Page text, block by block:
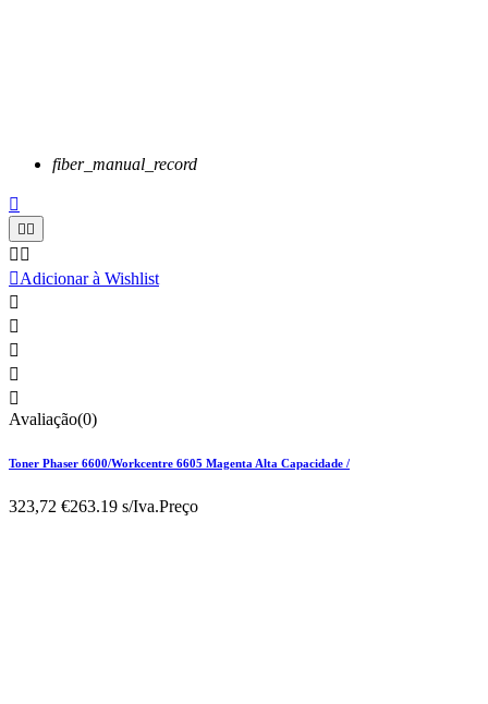
fiber_manual_record

 
 
Adicionar à Wishlist





Avaliação(0)
Toner Phaser 6600/Workcentre 6605 Magenta Alta Capacidade /
323,72 €263.19 s/Iva.Preço